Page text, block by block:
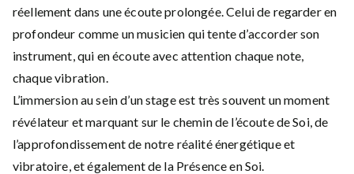
réellement dans une écoute prolongée. Celui de regarder en
profondeur comme un musicien qui tente d’accorder son
instrument, qui en écoute avec attention chaque note,
chaque vibration.
L’immersion au sein d’un stage est très souvent un moment
révélateur et marquant sur le chemin de l’écoute de Soi, de
l’approfondissement de notre réalité énergétique et
vibratoire, et également de la Présence en Soi.